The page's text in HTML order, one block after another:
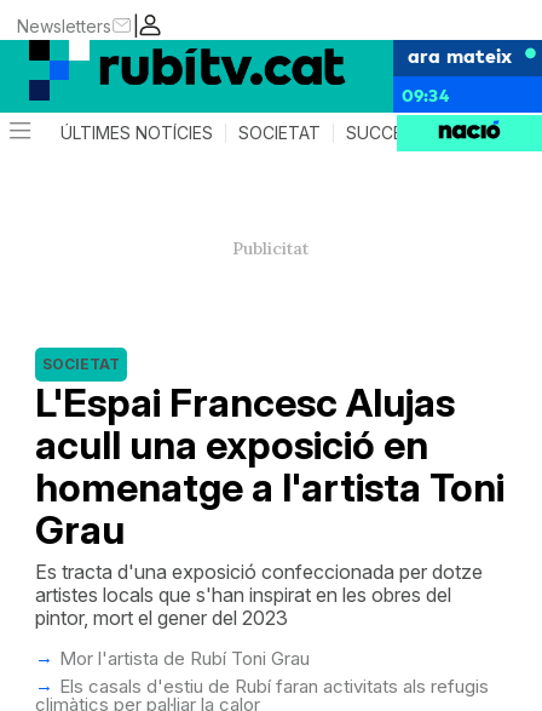
|
Newsletters
ara mateix
09:34
ÚLTIMES NOTÍCIES SOCIETAT SUCCESSOS
L'Espai Francesc Alujas
acull una exposició en
homenatge a l'artista Toni
Grau
SOCIETAT
Es tracta d'una exposició confeccionada per dotze
artistes locals que s'han inspirat en les obres del
pintor, mort el gener del 2023
Mor l'artista de Rubí Toni Grau
Els casals d'estiu de Rubí faran activitats als refugis
climàtics per pal·liar la calor